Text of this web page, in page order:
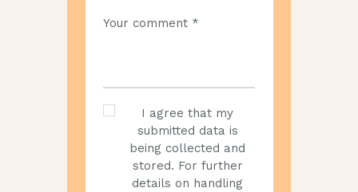
I agree that my
submitted data is
being collected and
stored. For further
details on handling